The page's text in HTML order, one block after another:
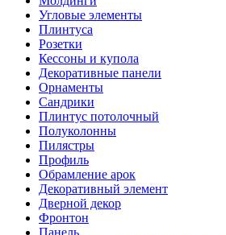
Угловые элементы
Плинтуса
Розетки
Кессоны и купола
Декоративные панели
Орнаменты
Сандрики
Плинтус потолочный
Полуколонны
Пилястры
Профиль
Обрамление арок
Декоративный элемент
Дверной декор
Фронтон
Панель